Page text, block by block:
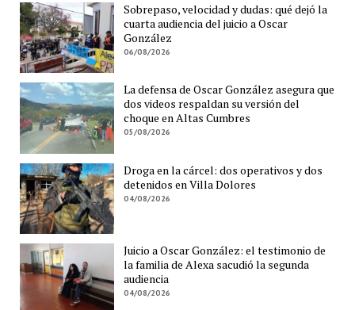
Sobrepaso, velocidad y dudas: qué dejó la
cuarta audiencia del juicio a Oscar
González
06/08/2026
La defensa de Oscar González asegura que
dos videos respaldan su versión del
choque en Altas Cumbres
05/08/2026
Droga en la cárcel: dos operativos y dos
detenidos en Villa Dolores
04/08/2026
Juicio a Oscar González: el testimonio de
la familia de Alexa sacudió la segunda
audiencia
04/08/2026